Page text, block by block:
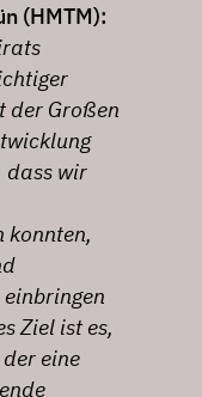
(HMTM):
der Großen
dass wir
konnten,
Ziel ist es,
eine